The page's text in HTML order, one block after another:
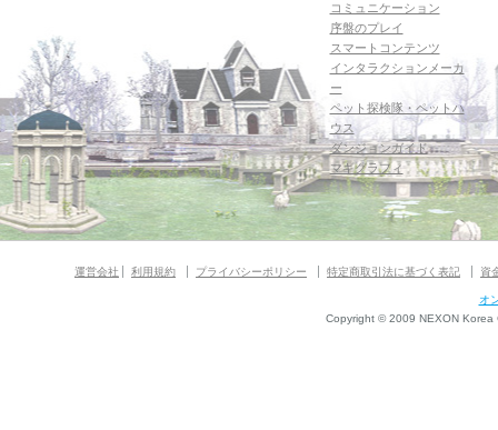
コミュニケーション
序盤のプレイ
スマートコンテンツ
インタラクションメーカ
ー
ペット探検隊・ペットハ
ウス
ダンジョンガイド
マギグラフィ
運営会社 利用規約 プライバシーポリシー 特定商取引法に基づく表記 資
オ
Copyright © 2009 NEXON Korea